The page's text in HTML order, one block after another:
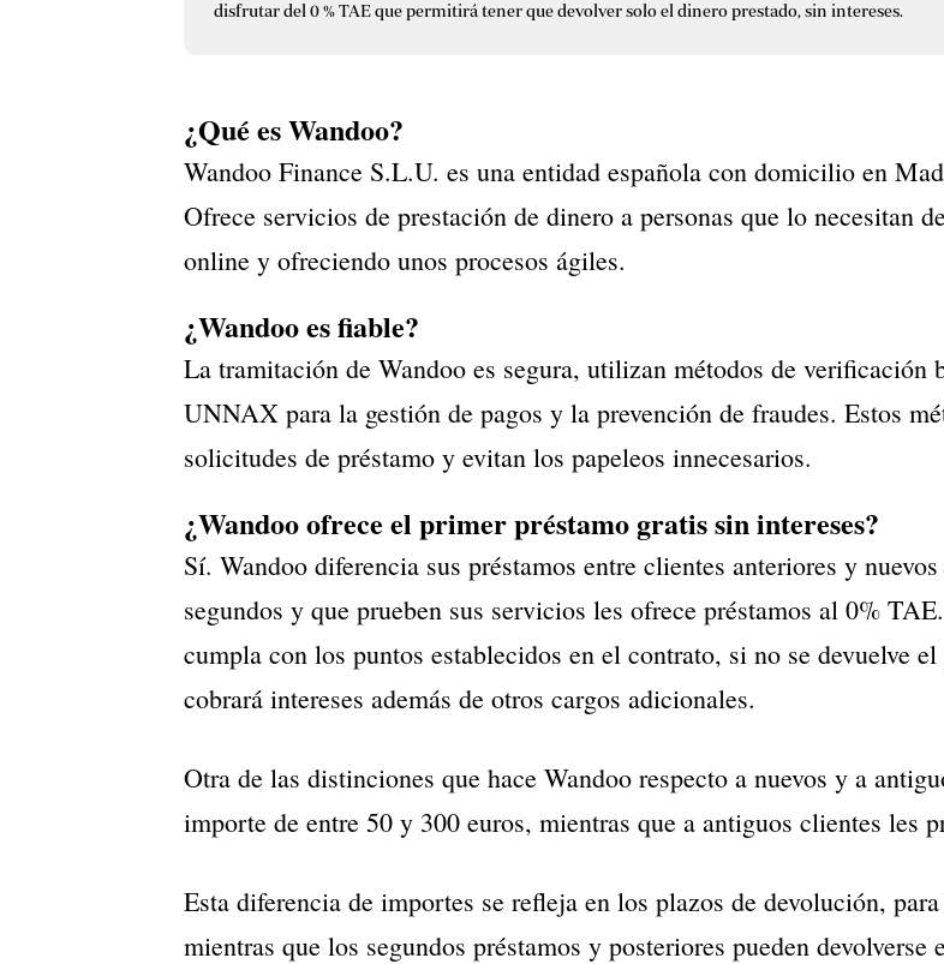
disfrutar del 0 % TAE que permitirá tener que devolver solo el dinero prestado, sin intereses.
¿Qué es Wandoo?
Wandoo Finance S.L.U. es una entidad española con domicilio en
Ofrece servicios de prestación de dinero a personas que lo necesitan
online y ofreciendo unos procesos ágiles.
¿Wandoo es fiable?
La tramitación de Wandoo es segura, utilizan métodos de
UNNAX para la gestión de pagos y la prevención de fraudes. Estos
solicitudes de préstamo y evitan los papeleos innecesarios.
¿Wandoo ofrece el primer préstamo gratis sin intereses?
Sí. Wandoo diferencia sus préstamos entre clientes anteriores y
segundos y que prueben sus servicios les ofrece préstamos al 0%
cumpla con los puntos establecidos en el contrato, si no se devuelve
cobrará intereses además de otros cargos adicionales.
Otra de las distinciones que hace Wandoo respecto a nuevos y a
importe de entre 50 y 300 euros, mientras que a antiguos clientes les
Esta diferencia de importes se refleja en los plazos de devolución,
mientras que los segundos préstamos y posteriores pueden devolverse